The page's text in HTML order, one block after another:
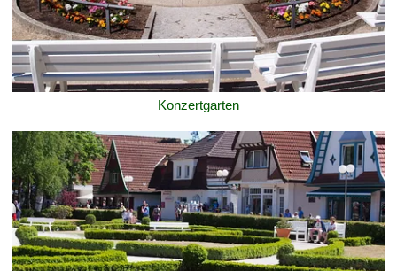
Konzertgarten